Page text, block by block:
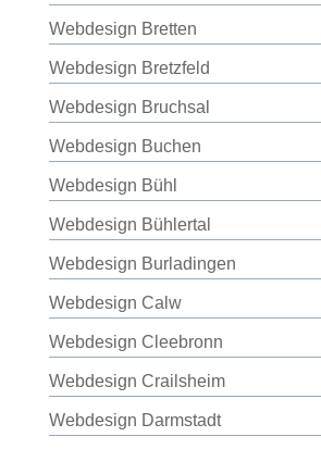
Webdesign Bretten
Webdesign Bretzfeld
Webdesign Bruchsal
Webdesign Buchen
Webdesign Bühl
Webdesign Bühlertal
Webdesign Burladingen
Webdesign Calw
Webdesign Cleebronn
Webdesign Crailsheim
Webdesign Darmstadt